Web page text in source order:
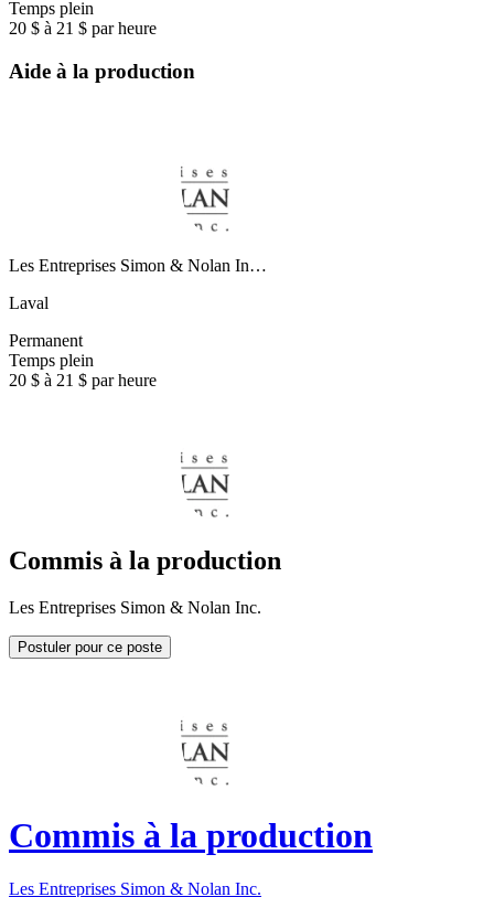
Temps plein
20 $ à 21 $ par heure
Aide à la production
Les Entreprises Simon & Nolan In…
Laval
Permanent
Temps plein
20 $ à 21 $ par heure
Commis à la production
Les Entreprises Simon & Nolan Inc.
Postuler pour ce poste
Commis à la production
Les Entreprises Simon & Nolan Inc.